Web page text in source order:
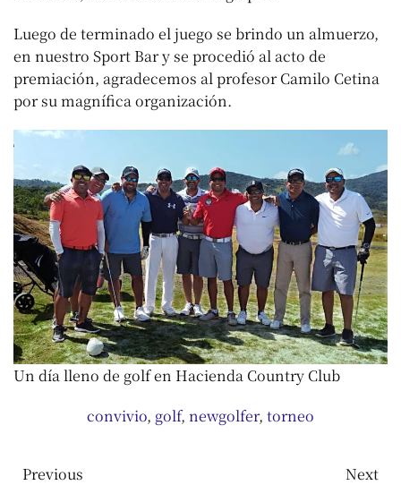
Luego de terminado el juego se brindo un almuerzo,
en nuestro Sport Bar y se procedió al acto de
premiación, agradecemos al profesor Camilo Cetina
por su magnífica organización.
Un día lleno de golf en Hacienda Country Club
convivio, golf, newgolfer, torneo
Previous Next